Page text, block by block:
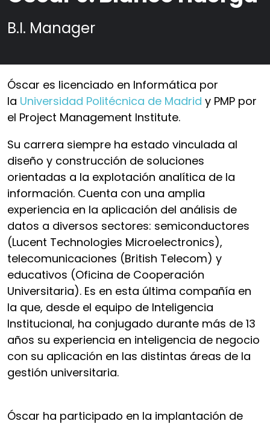
B.I. Manager
Óscar es licenciado en Informática por
la Universidad Politécnica de Madrid y PMP por
el Project Management Institute.
Su carrera siempre ha estado vinculada al
diseño y construcción de soluciones
orientadas a la explotación analítica de la
información. Cuenta con una amplia
experiencia en la aplicación del análisis de
datos a diversos sectores: semiconductores
(Lucent Technologies Microelectronics),
telecomunicaciones (British Telecom) y
educativos (Oficina de Cooperación
Universitaria). Es en esta última compañía en
la que, desde el equipo de Inteligencia
Institucional, ha conjugado durante más de 13
años su experiencia en inteligencia de negocio
con su aplicación en las distintas áreas de la
gestión universitaria.
Óscar ha participado en la implantación de